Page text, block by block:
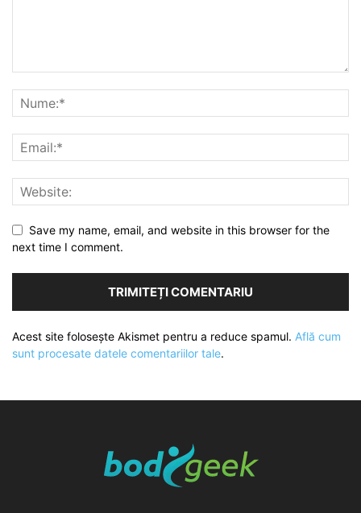
Save my name, email, and website in this browser for the
next time I comment.
Acest site folosește Akismet pentru a reduce spamul. Află cum
sunt procesate datele comentariilor tale.